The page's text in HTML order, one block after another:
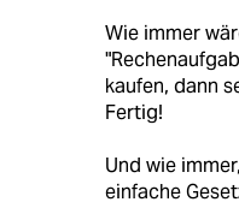
Wie immer
kaufen, dann
Fertig!
Und wie
einfache